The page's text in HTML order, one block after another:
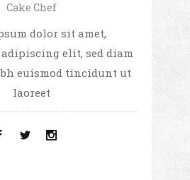
Cake Chef
dolor sit amet,
elit, sed diam
euismod tincidunt ut
laoreet